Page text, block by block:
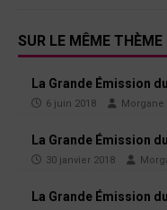
SUR LE MÊME THÈME
La Grande Émission
6 juin 2018 Morgane
La Grande Émission
30 janvier 2018
La Grande Émission